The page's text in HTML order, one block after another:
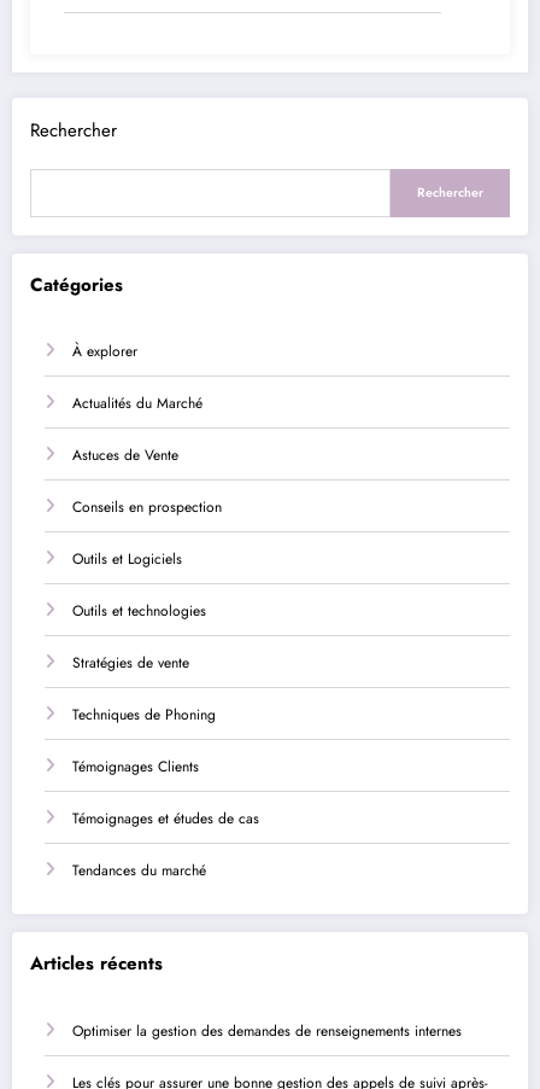
Rechercher
Rechercher
Catégories
À explorer
Actualités du Marché
Astuces de Vente
Conseils en prospection
Outils et Logiciels
Outils et technologies
Stratégies de vente
Techniques de Phoning
Témoignages Clients
Témoignages et études de cas
Tendances du marché
Articles récents
Optimiser la gestion des demandes de renseignements internes
Les clés pour assurer une bonne gestion des appels de suivi après-